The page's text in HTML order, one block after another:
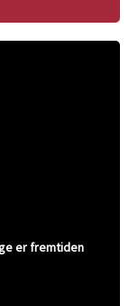
er fremtiden